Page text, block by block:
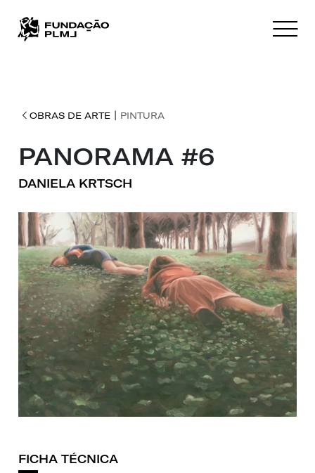
OBRAS DE ARTE| PINTURA
PANORAMA #6
DANIELA KRTSCH
FICHA TÉCNICA